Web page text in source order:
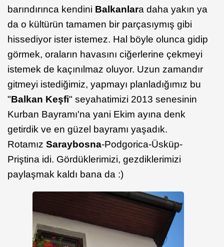
barındırınca kendini Balkanlara daha yakın ya
da o kültürün tamamen bir parçasıymış gibi
hissediyor ister istemez. Hal böyle olunca gidip
görmek, oraların havasını ciğerlerine çekmeyi
istemek de kaçınılmaz oluyor. Uzun zamandır
gitmeyi istediğimiz, yapmayı planladığımız bu
"Balkan Keşfi" seyahatimizi 2013 senesinin
Kurban Bayramı'na yani Ekim ayına denk
getirdik ve en güzel bayramı yaşadık.
Rotamız Saraybosna-Podgorica-Üsküp-
Priştina idi. Gördüklerimizi, gezdiklerimizi
paylaşmak kaldı bana da :)